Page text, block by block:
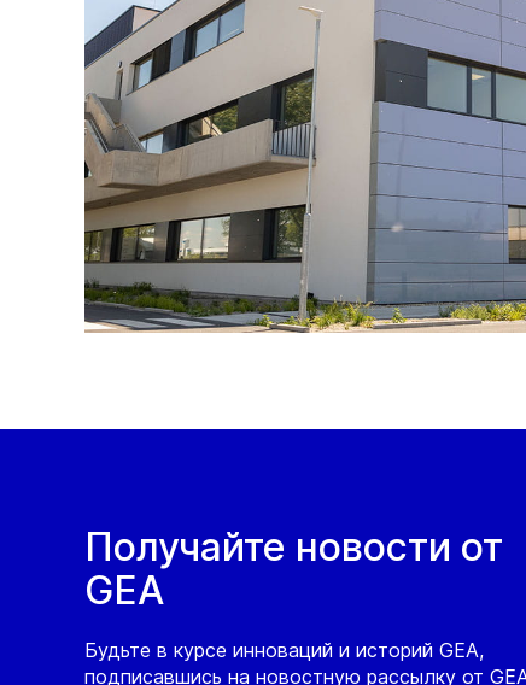
Получайте новости от
GEA
Будьте в курсе инноваций и историй GEA,
подписавшись на новостную рассылку от